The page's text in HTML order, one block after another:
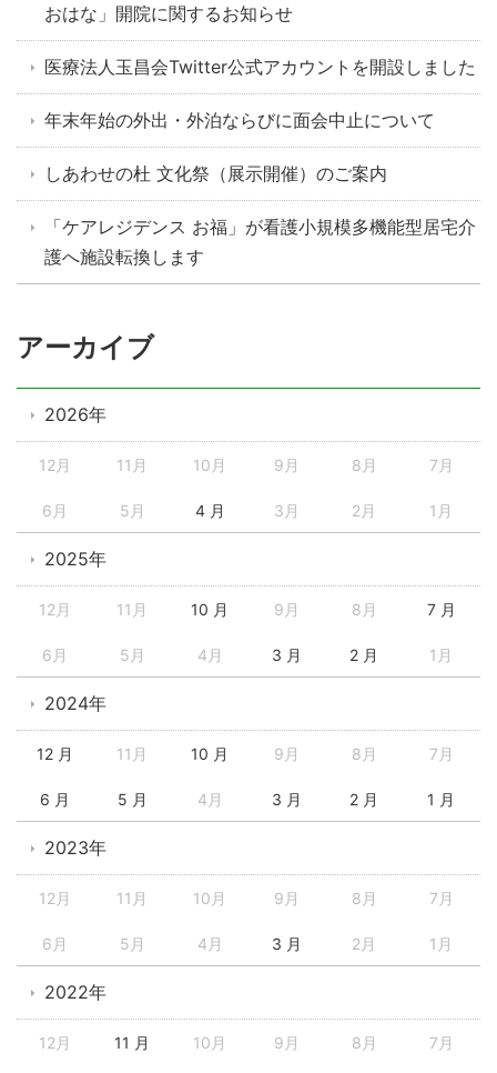
おはな」開院に関するお知らせ
医療法人玉昌会Twitter公式アカウントを開設しました
年末年始の外出・外泊ならびに面会中止について
しあわせの杜 文化祭（展示開催）のご案内
「ケアレジデンス お福」が看護小規模多機能型居宅介
護へ施設転換します
アーカイブ
2026年
12月 11月 10月 9月 8月 7月
6月 5月 4 月 3月 2月 1月
2025年
12月 11月 10 月 9月 8月 7 月
6月 5月 4月 3 月 2 月 1月
2024年
12 月 11月 10 月 9月 8月 7月
6 月 5 月 4月 3 月 2 月 1 月
2023年
12月 11月 10月 9月 8月 7月
6月 5月 4月 3 月 2月 1月
2022年
12月 11 月 10月 9月 8月 7月